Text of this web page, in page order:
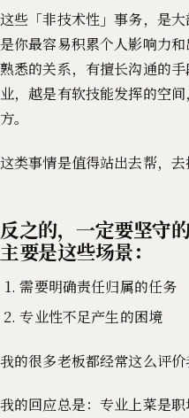
这些「非技术性」事务，是
是你最容易积累个人影响力
熟悉的关系，有擅长沟通的
业，越是有软技能发挥的空
方。
这类事情是值得站出去帮，去
反之的，一定要坚守
主要是这些场景：
需要明确责任归属的任务
专业性不足产生的困境
我的很多老板都经常这么评价
我的回应总是：专业上菜是职